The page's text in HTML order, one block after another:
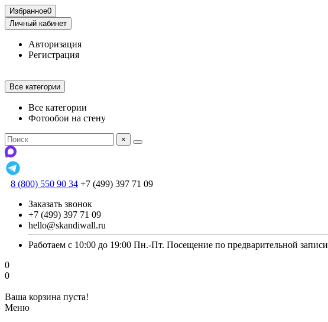
Избранное0
Личный кабинет
Авторизация
Регистрация
Все категории
Все категории
Фотообои на стену
×
8 (800) 550 90 34 +7 (499) 397 71 09
Заказать звонок
+7 (499) 397 71 09
hello@skandiwall.ru
Работаем с 10:00 до 19:00 Пн.-Пт. Посещение по предварительной записи
0
0
Ваша корзина пуста!
Меню